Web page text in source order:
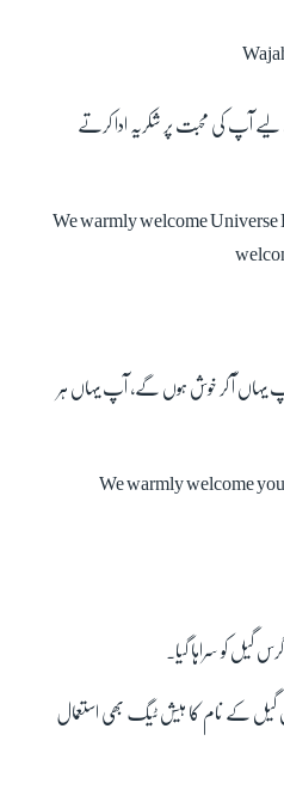
آپ کی محبت پر شکریہ ادا کرتے
We warmly welcome
یہاں آ کر خوش ہوں گے، آپ یہاں ہر
We warmly welcome
گیل کو سراہا گیا۔
گیل کے نام کا ہیش ٹیگ بھی استعمال